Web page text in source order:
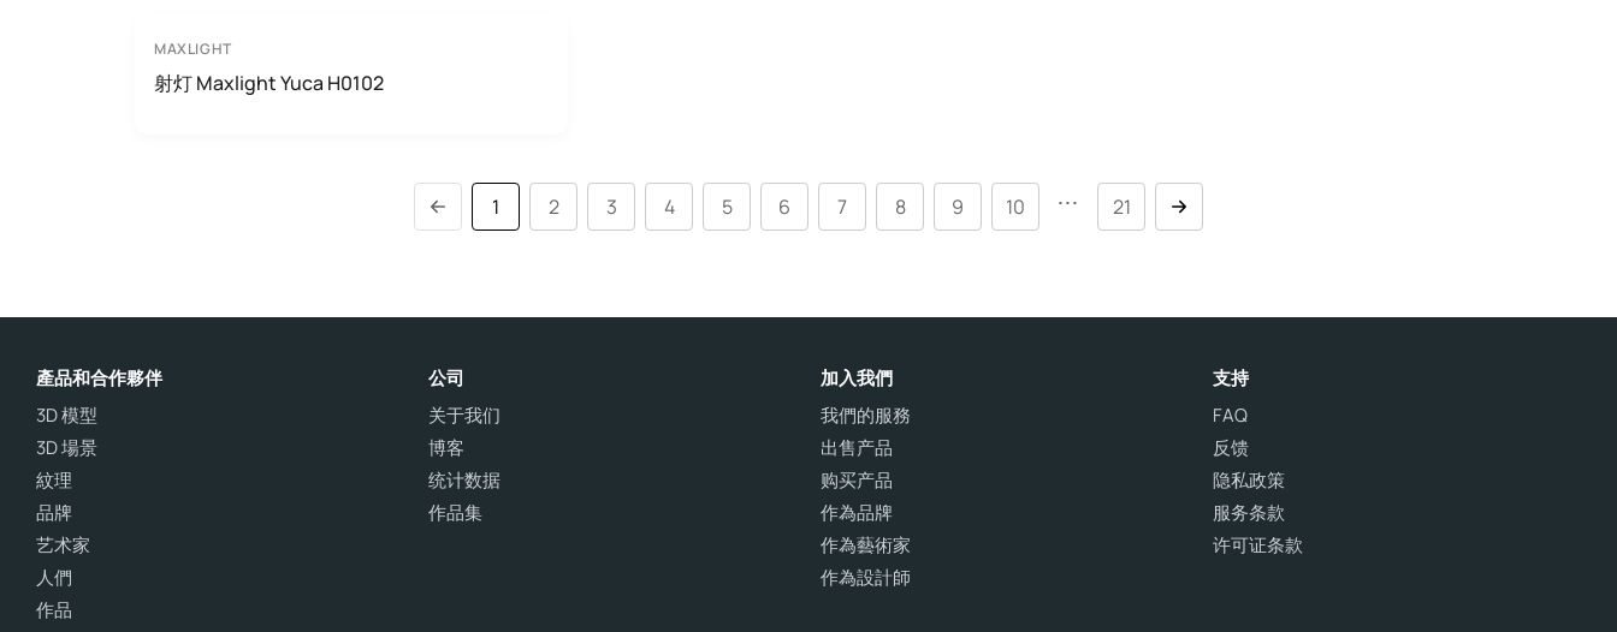
MAXLIGHT
射灯 Maxlight Yuca H0102
1 2 3 4 5 6 7 8 9 10 ... 21
產品和合作夥伴
3D 模型
3D 場景
紋理
品牌
艺术家
人們
作品
公司
关于我们
博客
统计数据
作品集
加入我們
我們的服務
出售产品
购买产品
作為品牌
作為藝術家
作為設計師
支持
FAQ
反馈
隐私政策
服务条款
许可证条款